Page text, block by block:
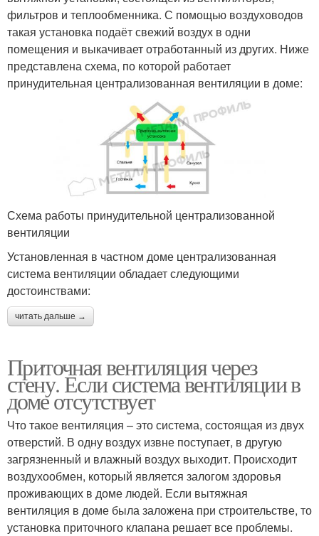
фильтров и теплообменника. С помощью воздуховодов
такая установка подаёт свежий воздух в одни
помещения и выкачивает отработанный из других. Ниже
представлена схема, по которой работает
принудительная централизованная вентиляции в доме:
Схема работы принудительной централизованной
вентиляции
Установленная в частном доме централизованная
система вентиляции обладает следующими
достоинствами:
читать дальше →
Приточная вентиляция через
стену. Если система вентиляции в
доме отсутствует
Что такое вентиляция – это система, состоящая из двух
отверстий. В одну воздух извне поступает, в другую
загрязненный и влажный воздух выходит. Происходит
воздухообмен, который является залогом здоровья
проживающих в доме людей. Если вытяжная
вентиляция в доме была заложена при строительстве, то
установка приточного клапана решает все проблемы.